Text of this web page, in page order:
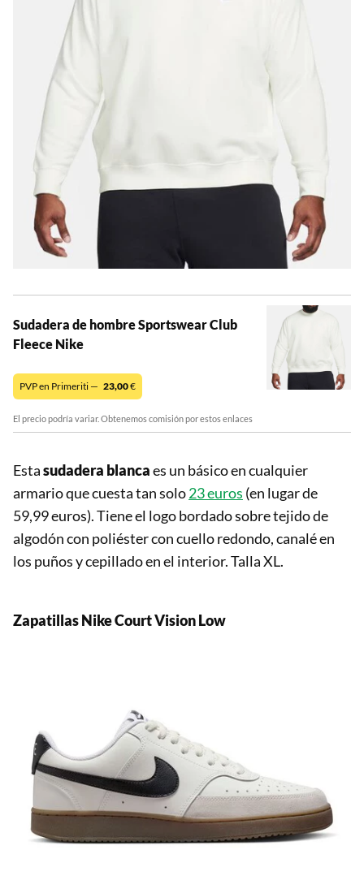
Sudadera de hombre Sportswear Club
Fleece Nike
PVP en Primeriti — 23,00€
El precio podría variar. Obtenemos comisión por estos enlaces
Estasudadera blancaes un básico en cualquier
armario que cuesta tan solo23 euros (en lugar de
59,99 euros). Tiene el logo bordado sobre tejido de
algodón con poliéster con cuello redondo, canalé en
los puños y cepillado en el interior. Talla XL.
Zapatillas NikeCourt Vision Low